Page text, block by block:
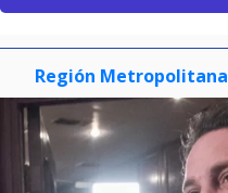
Región Metropolitana